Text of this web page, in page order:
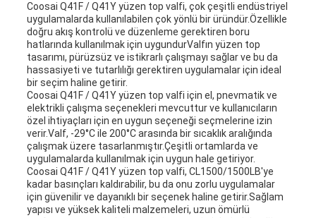
Coosai Q41F / Q41Y yüzen top valfi, çok çeşitli endüstriyel
uygulamalarda kullanılabilen çok yönlü bir üründür.Özellikle
doğru akış kontrolü ve düzenleme gerektiren boru
hatlarında kullanılmak için uygundurValfın yüzen top
tasarımı, pürüzsüz ve istikrarlı çalışmayı sağlar ve bu da
hassasiyeti ve tutarlılığı gerektiren uygulamalar için ideal
bir seçim haline getirir.
Coosai Q41F / Q41Y yüzen top valfi için el, pnevmatik ve
elektrikli çalışma seçenekleri mevcuttur ve kullanıcıların
özel ihtiyaçları için en uygun seçeneği seçmelerine izin
verir.Valf, -29°C ile 200°C arasında bir sıcaklık aralığında
çalışmak üzere tasarlanmıştır.Çeşitli ortamlarda ve
uygulamalarda kullanılmak için uygun hale getiriyor.
Coosai Q41F / Q41Y yüzen top valfi, CL1500/1500LB'ye
kadar basınçları kaldırabilir, bu da onu zorlu uygulamalar
için güvenilir ve dayanıklı bir seçenek haline getirir.Sağlam
yapısı ve yüksek kaliteli malzemeleri, uzun ömürlü